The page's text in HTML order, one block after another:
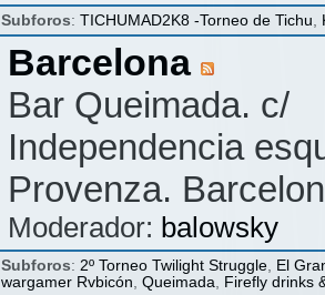
Subforos: TICHUMAD2K8 -Torneo de Tichu
Barcelona
Bar Queimada. c/
Independencia
Provenza.
Moderador: balowsky
Subforos: 2º Torneo Twilight Struggle El
wargamer Rvbicón Queimada Firefly drinks